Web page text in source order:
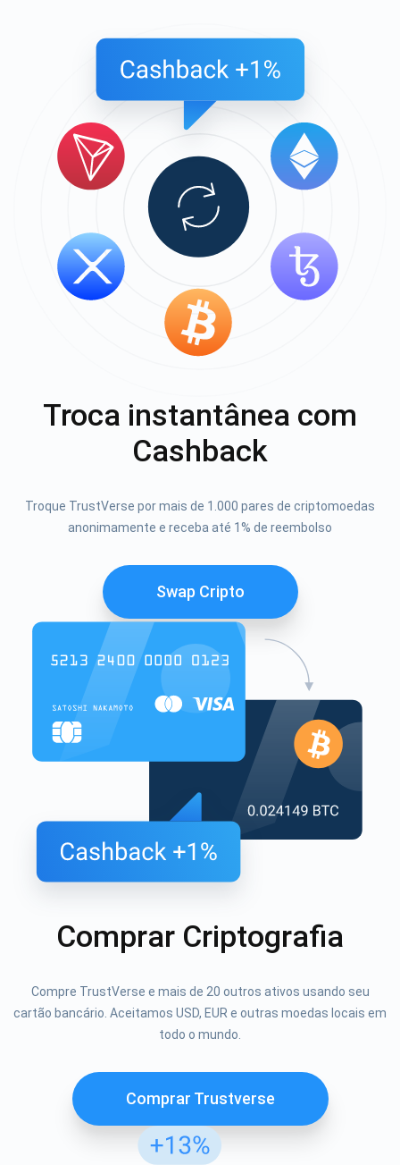
Troca instantânea com
Cashback
Troque TrustVerse por mais de 1.000 pares de criptomoedas
anonimamente e receba até 1% de reembolso
Swap Cripto
Comprar Criptografia
Compre TrustVerse e mais de 20 outros ativos usando seu
cartão bancário. Aceitamos USD, EUR e outras moedas locais em
todo o mundo.
Comprar Trustverse